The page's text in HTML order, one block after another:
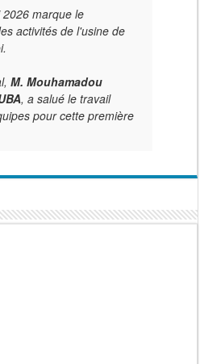
marque le
activités de l'usine de
M. Mouhamadou
, a salué le travail
pour cette première